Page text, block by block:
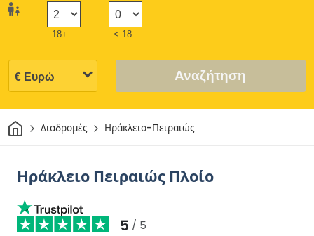
18+ < 18
Αναζήτηση
ΣπίτιΔιαδρομές Ηράκλειο-Πειραιώς
Ηράκλειο Πειραιώς Πλοίο
5 / 5